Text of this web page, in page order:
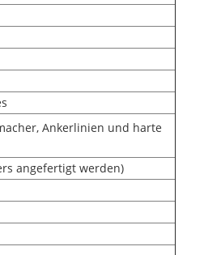
Ankerlinien und harte
angefertigt werden)